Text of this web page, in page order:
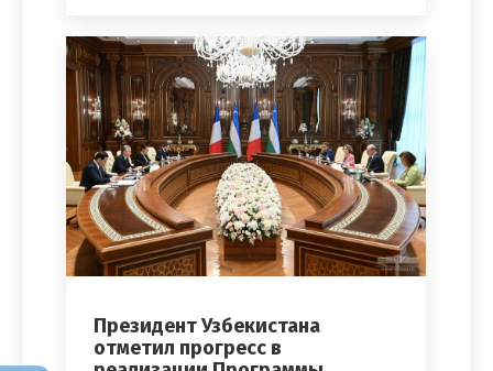
Президент Узбекистана
отметил прогресс в